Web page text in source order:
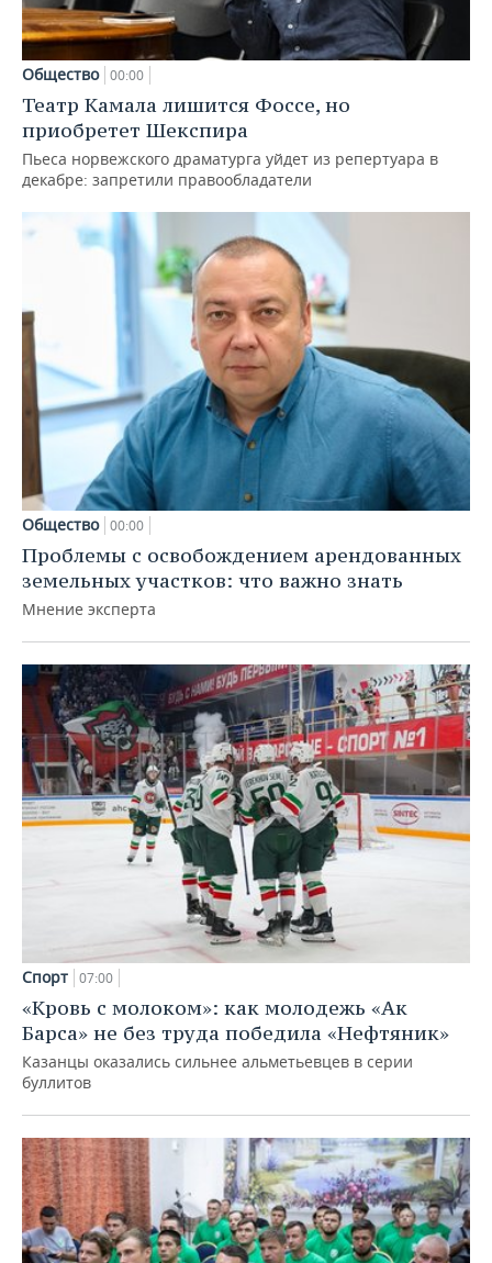
Общество 00:00
Театр Камала лишится Фоссе, но
приобретет Шекспира
Пьеса норвежского драматурга уйдет из репертуара в
декабре: запретили правообладатели
Общество 00:00
Проблемы с освобождением арендованных
земельных участков: что важно знать
Мнение эксперта
Спорт 07:00
«Кровь с молоком»: как молодежь «Ак
Барса» не без труда победила «Нефтяник»
Казанцы оказались сильнее альметьевцев в серии
буллитов